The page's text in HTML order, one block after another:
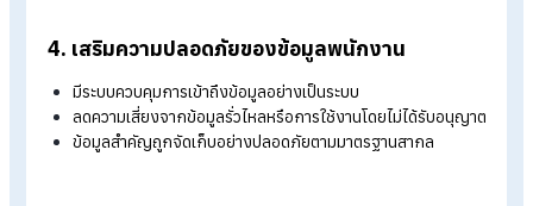
2. คุ้มค่า ช่วยควบคุมต้นทุนได้ดียิ่งขึ้น
ไม่ต้องลงทุนระบบเงินเดือนหรือจ้างทีมเฉพาะทางเพิ่ม
ลดเวลาและทรัพยากรที่ใช้ในกระบวนการ Payroll